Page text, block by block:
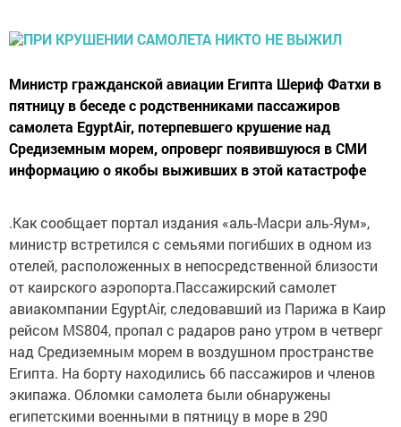
Министр гражданской авиации Египта Шериф Фатхи в
пятницу в беседе с родственниками пассажиров
самолета EgyptAir, потерпевшего крушение над
Средиземным морем, опроверг появившуюся в СМИ
информацию о якобы выживших в этой катастрофе
.Как сообщает портал издания «аль-Масри аль-Яум»,
министр встретился с семьями погибших в одном из
отелей, расположенных в непосредственной близости
от каирского аэропорта.Пассажирский самолет
авиакомпании EgyptAir, следовавший из Парижа в Каир
рейсом MS804, пропал с радаров рано утром в четверг
над Средиземным морем в воздушном пространстве
Египта. На борту находились 66 пассажиров и членов
экипажа. Обломки самолета были обнаружены
египетскими военными в пятницу в море в 290